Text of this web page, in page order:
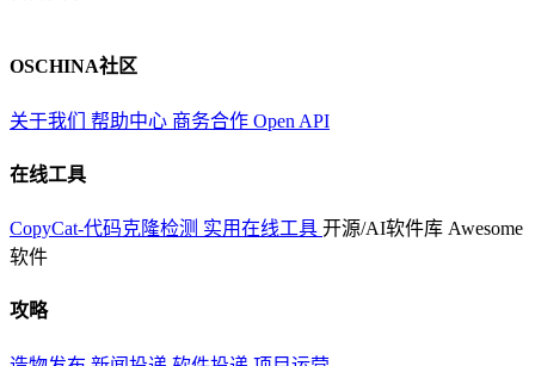
OSCHINA社区
关于我们 帮助中心 商务合作 Open API
在线工具
CopyCat-代码克隆检测 实用在线工具 开源/AI软件库 Awesome
软件
攻略